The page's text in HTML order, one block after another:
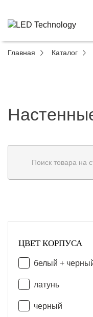
Главная Каталог
Поиск товара на
ЦВЕТ КОРПУСА
белый +
латунь
черный